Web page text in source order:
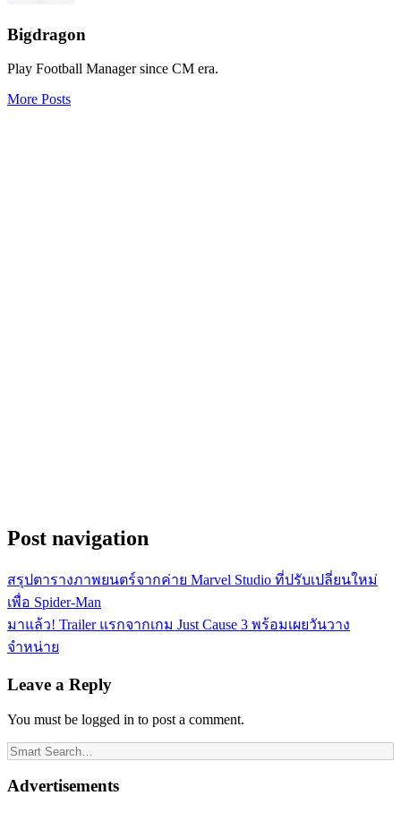
Bigdragon
Play Football Manager since CM era.
More Posts
Post navigation
สรุปตารางภาพยนตร์จากค่าย Marvel Studio ที่ปรับเปลี่ยนใหม่
เพื่อ Spider-Man
มาแล้ว! Trailer แรกจากเกม Just Cause 3 พร้อมเผยวันวาง
จำหน่าย
Leave a Reply
You must be logged in to post a comment.
Advertisements